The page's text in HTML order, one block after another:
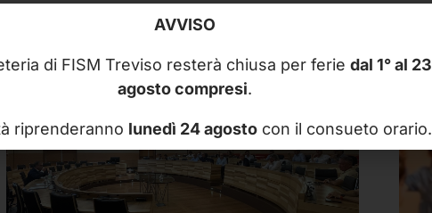
AVVISO
di FISM Treviso resterà chiusa per ferie dal 1° al 23
agosto compresi.
riprenderanno lunedì 24 agosto con il consueto orario.